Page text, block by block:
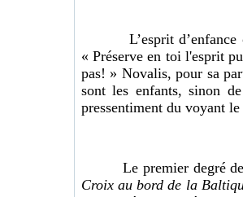
L’esprit d’enfance est
« Préserve en toi l'esprit
pas! » Novalis, pour sa
sont les enfants, sinon
pressentiment du voyant
Le premier degré de la
Croix au bord de la